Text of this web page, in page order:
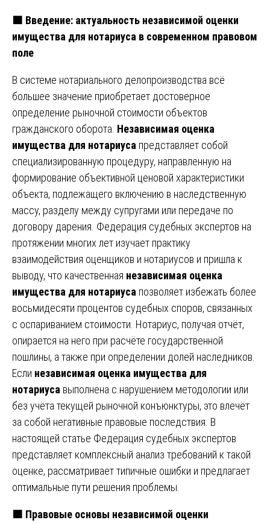
🟧 Введение: актуальность независимой оценки
имущества для нотариуса в современном правовом
поле
В системе нотариального делопроизводства всё
большее значение приобретает достоверное
определение рыночной стоимости объектов
гражданского оборота. Независимая оценка
имущества для нотариуса представляет собой
специализированную процедуру, направленную на
формирование объективной ценовой характеристики
объекта, подлежащего включению в наследственную
массу, разделу между супругами или передаче по
договору дарения. Федерация судебных экспертов на
протяжении многих лет изучает практику
взаимодействия оценщиков и нотариусов и пришла к
выводу, что качественная независимая оценка
имущества для нотариуса позволяет избежать более
восьмидесяти процентов судебных споров, связанных
с оспариванием стоимости. Нотариус, получая отчёт,
опирается на него при расчёте государственной
пошлины, а также при определении долей наследников.
Если независимая оценка имущества для
нотариуса выполнена с нарушением методологии или
без учёта текущей рыночной конъюнктуры, это влечёт
за собой негативные правовые последствия. В
настоящей статье Федерация судебных экспертов
представляет комплексный анализ требований к такой
оценке, рассматривает типичные ошибки и предлагает
оптимальные пути решения проблемы.
🟧 Правовые основы независимой оценки